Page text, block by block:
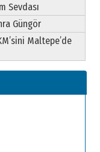
Sevdası
Güngör
Maltepe’de